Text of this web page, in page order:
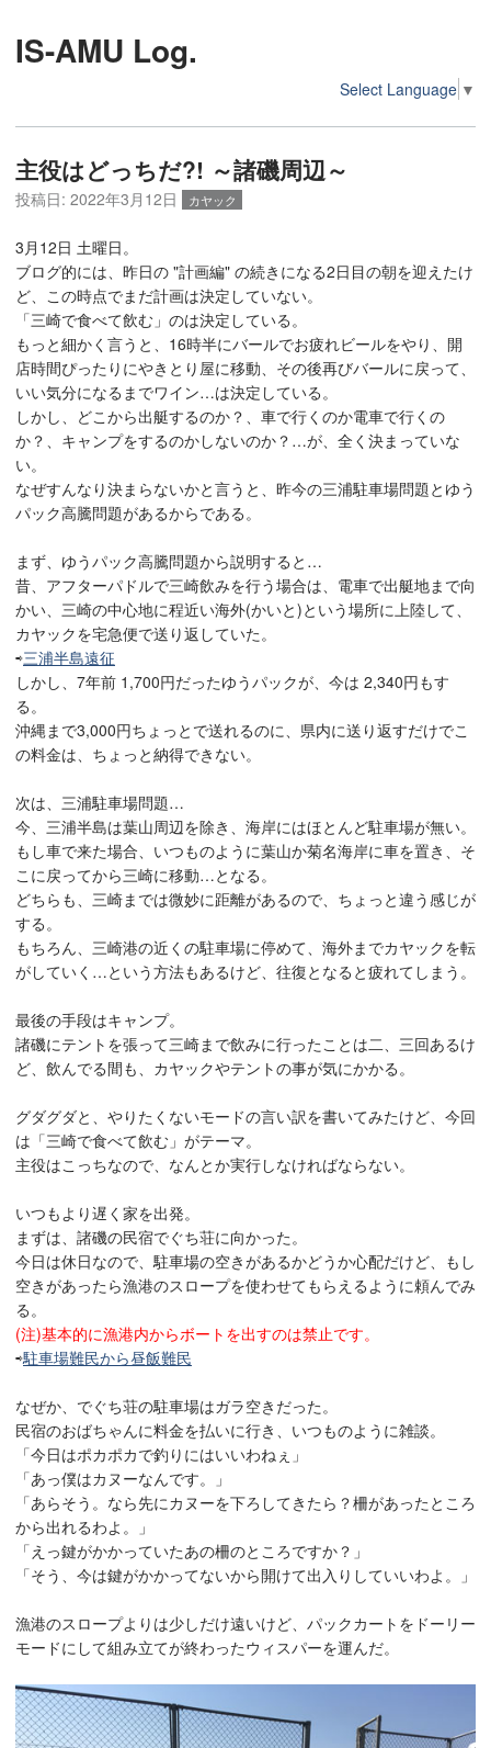
IS-AMU Log.
Select Language ▼
主役はどっちだ?! ～諸磯周辺～
投稿日: 2022年3月12日 カヤック
3月12日 土曜日。
ブログ的には、昨日の "計画編" の続きになる2日目の朝を迎えたけ
ど、この時点でまだ計画は決定していない。
「三崎で食べて飲む」のは決定している。
もっと細かく言うと、16時半にバールでお疲れビールをやり、開
店時間ぴったりにやきとり屋に移動、その後再びバールに戻って、
いい気分になるまでワイン…は決定している。
しかし、どこから出艇するのか？、車で行くのか電車で行くの
か？、キャンプをするのかしないのか？…が、全く決まっていな
い。
なぜすんなり決まらないかと言うと、昨今の三浦駐車場問題とゆう
パック高騰問題があるからである。
まず、ゆうパック高騰問題から説明すると…
昔、アフターパドルで三崎飲みを行う場合は、電車で出艇地まで向
かい、三崎の中心地に程近い海外(かいと)という場所に上陸して、
カヤックを宅急便で送り返していた。
⇨三浦半島遠征
しかし、7年前 1,700円だったゆうパックが、今は 2,340円もす
る。
沖縄まで3,000円ちょっとで送れるのに、県内に送り返すだけでこ
の料金は、ちょっと納得できない。
次は、三浦駐車場問題…
今、三浦半島は葉山周辺を除き、海岸にはほとんど駐車場が無い。
もし車で来た場合、いつものように葉山か菊名海岸に車を置き、そ
こに戻ってから三崎に移動…となる。
どちらも、三崎までは微妙に距離があるので、ちょっと違う感じが
する。
もちろん、三崎港の近くの駐車場に停めて、海外までカヤックを転
がしていく…という方法もあるけど、往復となると疲れてしまう。
最後の手段はキャンプ。
諸磯にテントを張って三崎まで飲みに行ったことは二、三回あるけ
ど、飲んでる間も、カヤックやテントの事が気にかかる。
グダグダと、やりたくないモードの言い訳を書いてみたけど、今回
は「三崎で食べて飲む」がテーマ。
主役はこっちなので、なんとか実行しなければならない。
いつもより遅く家を出発。
まずは、諸磯の民宿でぐち荘に向かった。
今日は休日なので、駐車場の空きがあるかどうか心配だけど、もし
空きがあったら漁港のスロープを使わせてもらえるように頼んでみ
る。
(注)基本的に漁港内からボートを出すのは禁止です。
⇨駐車場難民から昼飯難民
なぜか、でぐち荘の駐車場はガラ空きだった。
民宿のおばちゃんに料金を払いに行き、いつものように雑談。
「今日はポカポカで釣りにはいいわねぇ」
「あっ僕はカヌーなんです。」
「あらそう。なら先にカヌーを下ろしてきたら？柵があったところ
から出れるわよ。」
「えっ鍵がかかっていたあの柵のところですか？」
「そう、今は鍵がかかってないから開けて出入りしていいわよ。」
漁港のスロープよりは少しだけ遠いけど、パックカートをドーリー
モードにして組み立てが終わったウィスパーを運んだ。